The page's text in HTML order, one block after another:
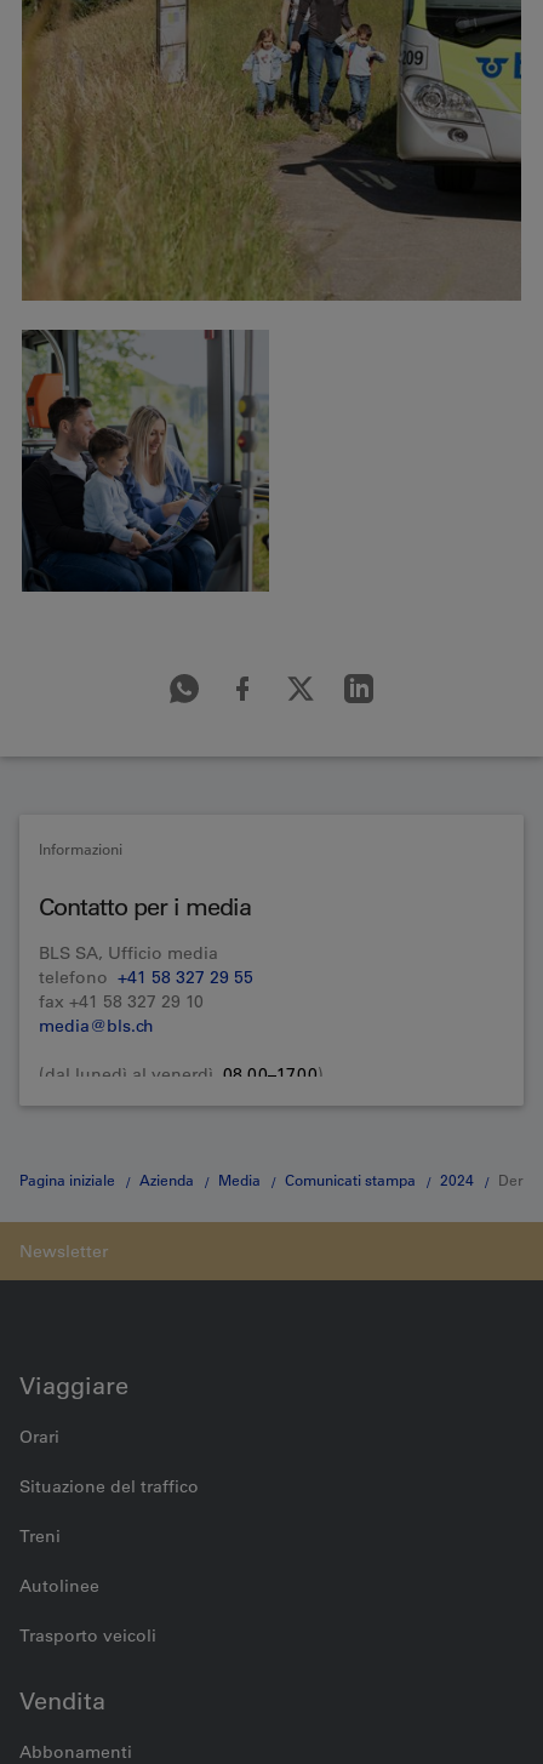
Informazioni
Contatto per i media
BLS SA, Ufficio media
telefono +41 58 327 29 55
fax +41 58 327 29 10
media@bls.ch
(dal lunedì al venerdì, 08.00–17.00)
Pagina iniziale Azienda Media Comunicati stampa 2024 Der
Viaggiare
Orari
Situazione del traffico
Treni
Autolinee
Trasporto veicoli
Vendita
Abbonamenti